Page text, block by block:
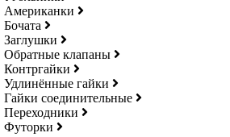
Американки
Бочата
Заглушки
Обратные клапаны
Контргайки
Удлинённые гайки
Гайки соединительные
Переходники
Футорки